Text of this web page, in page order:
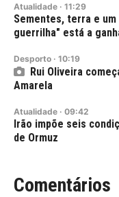
Atualidade · 11:29
Sementes, terra e
guerrilha" está a
Desporto · 10:19
Rui Oliveira
Amarela
Atualidade · 09:42
Irão impõe seis
de Ormuz
Comentários